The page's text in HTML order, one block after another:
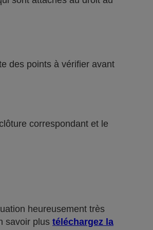
des points à vérifier avant
correspondant et le
heureusement très
savoir plus téléchargez la